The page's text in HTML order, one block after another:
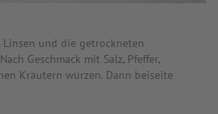
Linsen und die getrockneten
Geschmack mit Salz, Pfeffer,
Kräutern würzen. Dann beiseite